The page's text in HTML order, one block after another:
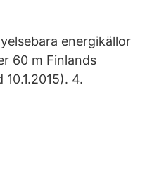
energikällor
60 m Finlands
4.